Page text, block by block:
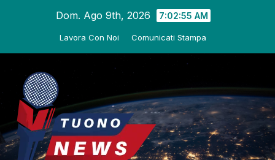
Dom. Ago 9th, 2026 7:02:56 AM
Lavora Con Noi Comunicati Stampa